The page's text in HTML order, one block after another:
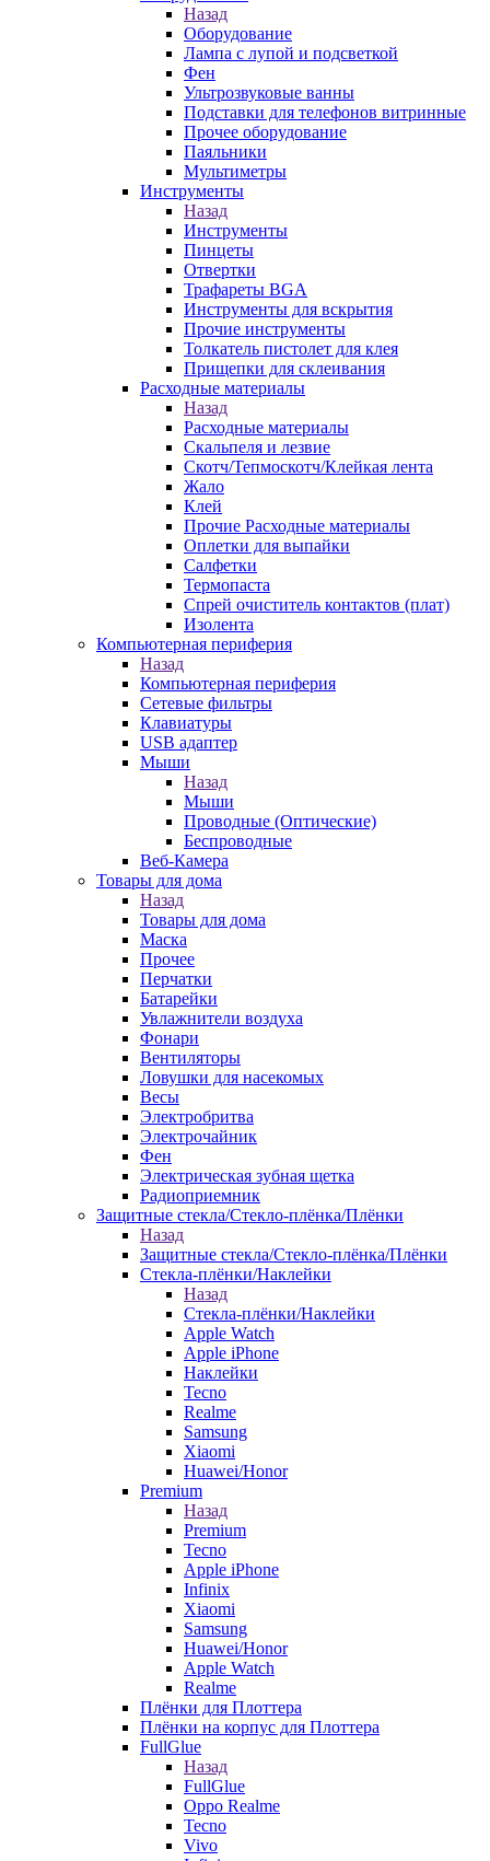
Назад
Оборудование
Лампа с лупой и подсветкой
Фен
Ультрозвуковые ванны
Подставки для телефонов витринные
Прочее оборудование
Паяльники
Мультиметры
Инструменты
Назад
Инструменты
Пинцеты
Отвертки
Трафареты BGA
Инструменты для вскрытия
Прочие инструменты
Толкатель пистолет для клея
Прищепки для склеивания
Расходные материалы
Назад
Расходные материалы
Скальпеля и лезвие
Скотч/Тепмоскотч/Клейкая лента
Жало
Клей
Прочие Расходные материалы
Оплетки для выпайки
Салфетки
Термопаста
Спрей очиститель контактов (плат)
Изолента
Компьютерная периферия
Назад
Компьютерная периферия
Сетевые фильтры
Клавиатуры
USB адаптер
Мыши
Назад
Мыши
Проводные (Оптические)
Беспроводные
Веб-Камера
Товары для дома
Назад
Товары для дома
Маска
Прочее
Перчатки
Батарейки
Увлажнители воздуха
Фонари
Вентиляторы
Ловушки для насекомых
Весы
Электробритва
Электрочайник
Фен
Электрическая зубная щетка
Радиоприемник
Защитные стекла/Стекло-плёнка/Плёнки
Назад
Защитные стекла/Стекло-плёнка/Плёнки
Стекла-плёнки/Наклейки
Назад
Стекла-плёнки/Наклейки
Apple Watch
Apple iPhone
Наклейки
Tecno
Realme
Samsung
Xiaomi
Huawei/Honor
Premium
Назад
Premium
Tecno
Apple iPhone
Infinix
Xiaomi
Samsung
Huawei/Honor
Apple Watch
Realme
Плёнки для Плоттера
Плёнки на корпус для Плоттера
FullGlue
Назад
FullGlue
Oppo Realme
Tecno
Vivo